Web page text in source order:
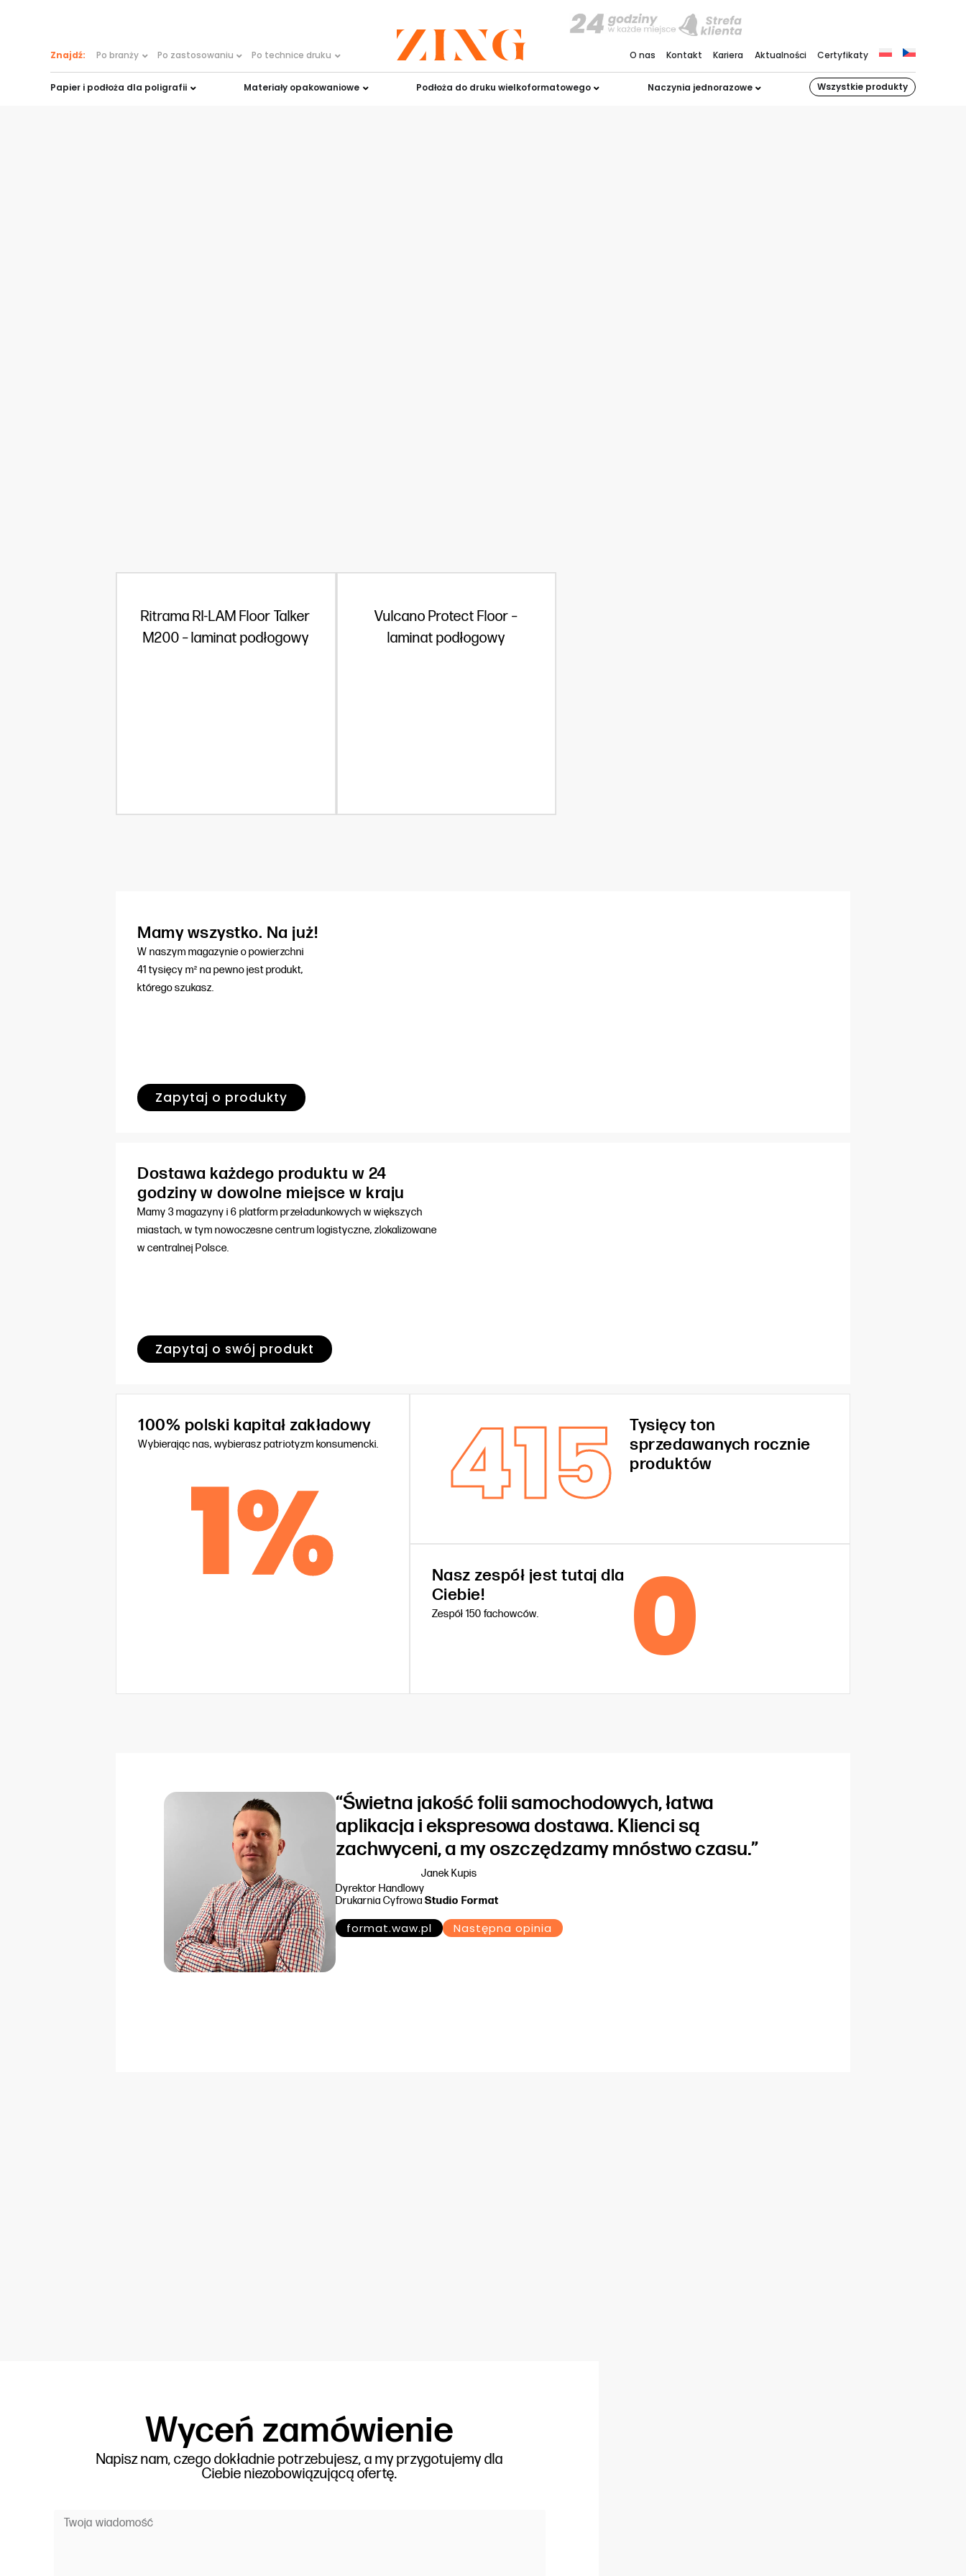
Papier i podłoża dla poligrafii Materiały opakowaniowe Podłoża do druku wielkoformatowego Naczynia jednorazowe Wszystkie produkty
Znajdź: Po branży Po zastosowaniu Po technice druku O nas Kontakt Kariera Aktualności Certyfikaty
Ritrama RI-LAM Floor Talker
M200 – laminat podłogowy
Vulcano Protect Floor –
laminat podłogowy
Mamy wszystko. Na już!
W naszym magazynie o powierzchni
41 tysięcy m² na pewno jest produkt,
którego szukasz.
Zapytaj o produkty
Dostawa każdego produktu w 24
godziny w dowolne miejsce w kraju
Mamy 3 magazyny i 6 platform przeładunkowych w większych
miastach, w tym nowoczesne centrum logistyczne, zlokalizowane
w centralnej Polsce.
Zapytaj o swój produkt
100% polski kapitał zakładowy
Wybierając nas, wybierasz patriotyzm konsumencki.
1% 415
Tysięcy ton
sprzedawanych rocznie
produktów
Nasz zespół jest tutaj dla
Ciebie!
Zespół 150 fachowców. 0
“Świetna jakość folii samochodowych, łatwa
aplikacja i ekspresowa dostawa. Klienci są
zachwyceni, a my oszczędzamy mnóstwo czasu.”
Janek Kupis
Dyrektor Handlowy
Drukarnia CyfrowaStudio Format
format.waw.pl Następna opinia
Wyceń zamówienie
Napisz nam, czego dokładnie potrzebujesz, a my przygotujemy dla
Ciebie niezobowiązującą ofertę.